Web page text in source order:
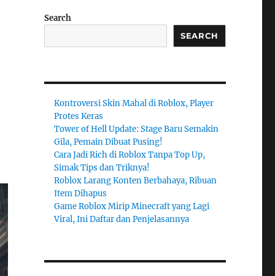
Search
SEARCH
Kontroversi Skin Mahal di Roblox, Player
Protes Keras
Tower of Hell Update: Stage Baru Semakin
Gila, Pemain Dibuat Pusing!
Cara Jadi Rich di Roblox Tanpa Top Up,
Simak Tips dan Triknya!
Roblox Larang Konten Berbahaya, Ribuan
Item Dihapus
Game Roblox Mirip Minecraft yang Lagi
Viral, Ini Daftar dan Penjelasannya